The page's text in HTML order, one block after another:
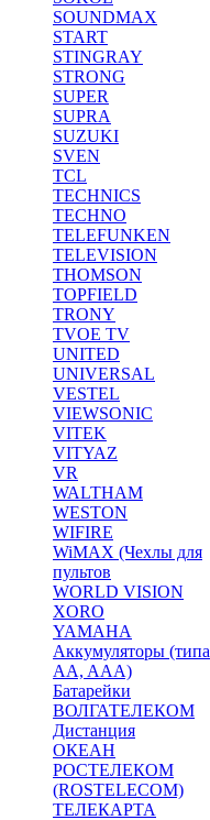
SOUNDMAX
START
STINGRAY
STRONG
SUPER
SUPRA
SUZUKI
SVEN
TCL
TECHNICS
TECHNO
TELEFUNKEN
TELEVISION
THOMSON
TOPFIELD
TRONY
TVOE TV
UNITED
UNIVERSAL
VESTEL
VIEWSONIC
VITEK
VITYAZ
VR
WALTHAM
WESTON
WIFIRE
WiMAX (Чехлы для
пультов
WORLD VISION
XORO
YAMAHA
Аккумуляторы (типа
AA, AAA)
Батарейки
ВОЛГАТЕЛЕКОМ
Дистанция
ОКЕАН
РОСТЕЛЕКОМ
(ROSTELECOM)
ТЕЛЕКАРТА